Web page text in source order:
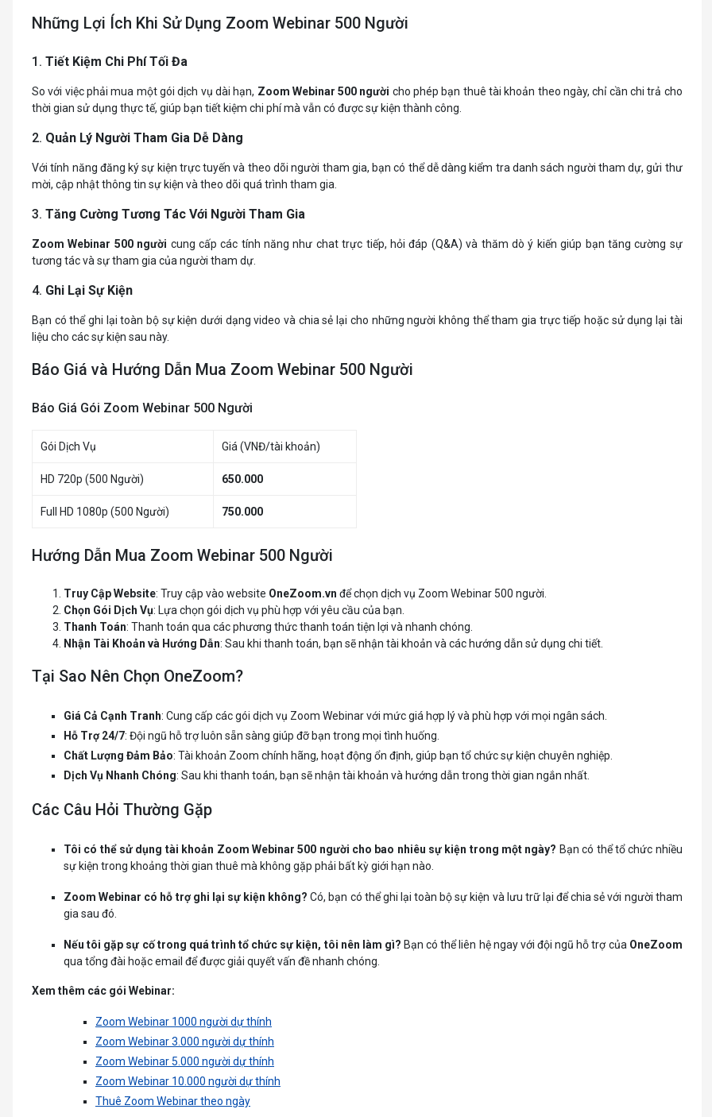
Những Lợi Ích Khi Sử Dụng Zoom Webinar 500 Người
1. Tiết Kiệm Chi Phí Tối Đa
So với việc phải mua một gói dịch vụ dài hạn, Zoom Webinar 500 người cho phép bạn thuê tài khoản theo ngày, chỉ cần chi trả cho
thời gian sử dụng thực tế, giúp bạn tiết kiệm chi phí mà vẫn có được sự kiện thành công.
2. Quản Lý Người Tham Gia Dễ Dàng
Với tính năng đăng ký sự kiện trực tuyến và theo dõi người tham gia, bạn có thể dễ dàng kiểm tra danh sách người tham dự, gửi thư
mời, cập nhật thông tin sự kiện và theo dõi quá trình tham gia.
3. Tăng Cường Tương Tác Với Người Tham Gia
Zoom Webinar 500 người cung cấp các tính năng như chat trực tiếp, hỏi đáp (Q&A) và thăm dò ý kiến giúp bạn tăng cường sự
tương tác và sự tham gia của người tham dự.
4. Ghi Lại Sự Kiện
Bạn có thể ghi lại toàn bộ sự kiện dưới dạng video và chia sẻ lại cho những người không thể tham gia trực tiếp hoặc sử dụng lại tài
liệu cho các sự kiện sau này.
Báo Giá và Hướng Dẫn Mua Zoom Webinar 500 Người
Báo Giá Gói Zoom Webinar 500 Người
Gói Dịch Vụ Giá (VNĐ/tài khoản)
HD 720p (500 Người) 650.000
Full HD 1080p (500 Người) 750.000
Hướng Dẫn Mua Zoom Webinar 500 Người
Truy Cập Website: Truy cập vào website OneZoom.vn để chọn dịch vụ Zoom Webinar 500 người.
Chọn Gói Dịch Vụ: Lựa chọn gói dịch vụ phù hợp với yêu cầu của bạn.
Thanh Toán: Thanh toán qua các phương thức thanh toán tiện lợi và nhanh chóng.
Nhận Tài Khoản và Hướng Dẫn: Sau khi thanh toán, bạn sẽ nhận tài khoản và các hướng dẫn sử dụng chi tiết.
Tại Sao Nên Chọn OneZoom?
Giá Cả Cạnh Tranh: Cung cấp các gói dịch vụ Zoom Webinar với mức giá hợp lý và phù hợp với mọi ngân sách.
Hỗ Trợ 24/7: Đội ngũ hỗ trợ luôn sẵn sàng giúp đỡ bạn trong mọi tình huống.
Chất Lượng Đảm Bảo: Tài khoản Zoom chính hãng, hoạt động ổn định, giúp bạn tổ chức sự kiện chuyên nghiệp.
Dịch Vụ Nhanh Chóng: Sau khi thanh toán, bạn sẽ nhận tài khoản và hướng dẫn trong thời gian ngắn nhất.
Các Câu Hỏi Thường Gặp
Tôi có thể sử dụng tài khoản Zoom Webinar 500 người cho bao nhiêu sự kiện trong một ngày? Bạn có thể tổ chức nhiều
sự kiện trong khoảng thời gian thuê mà không gặp phải bất kỳ giới hạn nào.
Zoom Webinar có hỗ trợ ghi lại sự kiện không? Có, bạn có thể ghi lại toàn bộ sự kiện và lưu trữ lại để chia sẻ với người tham
gia sau đó.
Nếu tôi gặp sự cố trong quá trình tổ chức sự kiện, tôi nên làm gì? Bạn có thể liên hệ ngay với đội ngũ hỗ trợ của OneZoom
qua tổng đài hoặc email để được giải quyết vấn đề nhanh chóng.
Xem thêm các gói Webinar:
Zoom Webinar 1000 người dự thính
Zoom Webinar 3.000 người dự thính
Zoom Webinar 5.000 người dự thính
Zoom Webinar 10.000 người dự thính
Thuê Zoom Webinar theo ngày